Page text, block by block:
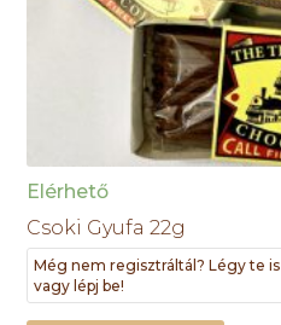
Elérhető
Csoki Gyufa 22g
Még nem regisztráltál? Légy te
vagy lépj be!